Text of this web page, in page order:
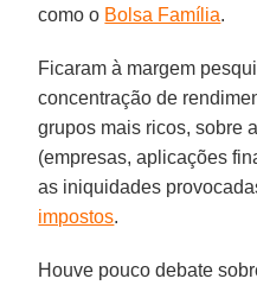
como o Bolsa Família.
Ficaram à margem
concentração de
grupos mais ricos, sobre a
(empresas, aplicações
as iniquidades
impostos.
Houve pouco debate